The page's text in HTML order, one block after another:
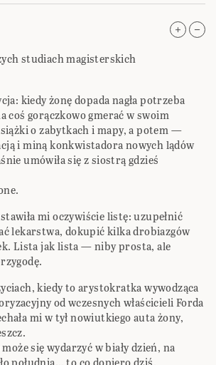
studiach magisterskich
kiedy żonę dopada nagła potrzeba
coś gorączkowo gmerać w swoim
o zabytkach i mapy, a potem —
i miną konkwistadora nowych lądów
umówiła się z siostrą gdzieś
mi oczywiście listę: uzupełnić
lekarstwa, dokupić kilka drobiazgów
Lista jak lista — niby prosta, ale
kiedy to arystokratka wywodząca
od wczesnych właścicieli Forda
mi w tył nowiutkiego auta żony,
się wydarzyć w biały dzień, na